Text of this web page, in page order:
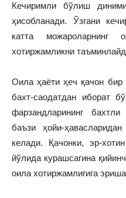
Кечиримли бўлиш
ҳисобланади. Ўзгани
катта можароларнинг
хотиржамликни
Оила ҳаёти ҳеч қачон
бахт-саодатдан иборат
фарзандларининг
баъзи ҳойи-
келади. Қачонки, эр-
йўлида курашсагина
оила хотиржамлигига